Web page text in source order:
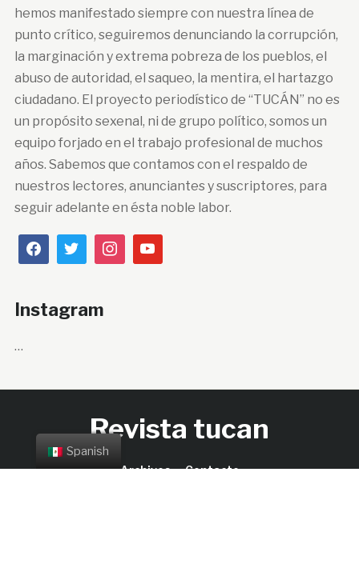
hemos manifestado siempre con nuestra línea de
punto crítico, seguiremos denunciando la corrupción,
la marginación y extrema pobreza de los pueblos, el
abuso de autoridad, el saqueo, la mentira, el hartazgo
ciudadano. El proyecto periodístico de “TUCÁN” no es
un propósito sexenal, ni de grupo político, somos un
equipo forjado en el trabajo profesional de muchos
años. Sabemos que contamos con el respaldo de
nuestros lectores, anunciantes y suscriptores, para
seguir adelante en ésta noble labor.
Instagram
…
Revista tucan
Archivos Contacto
Spanish